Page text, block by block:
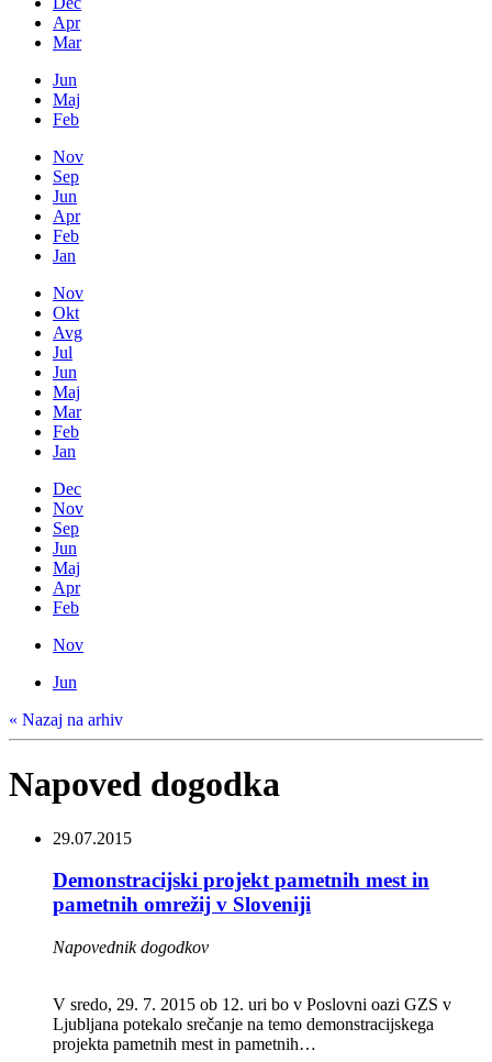
Apr
Mar
Jun
Maj
Feb
Nov
Sep
Jun
Apr
Feb
Jan
Nov
Okt
Avg
Jul
Jun
Maj
Mar
Feb
Jan
Dec
Nov
Sep
Jun
Maj
Apr
Feb
Nov
Jun
« Nazaj na arhiv
Napoved dogodka
29.07.2015
Demonstracijski projekt pametnih mest in
pametnih omrežij v Sloveniji
Napovednik dogodkov
V sredo, 29. 7. 2015 ob 12. uri bo v Poslovni oazi GZS v
Ljubljana potekalo srečanje na temo demonstracijskega
projekta pametnih mest in pametnih…